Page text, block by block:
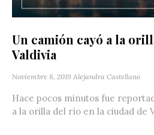
Un camión cayó a la
Valdivia
Noviembre 8, 2019 Alejandra Castellano
Hace pocos minutos fue
a la orilla del río en la ciudad de